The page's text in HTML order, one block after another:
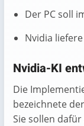
Der PC soll
Nvidia
Nvidia-KI
Die
bezeichnete
Sie sollen